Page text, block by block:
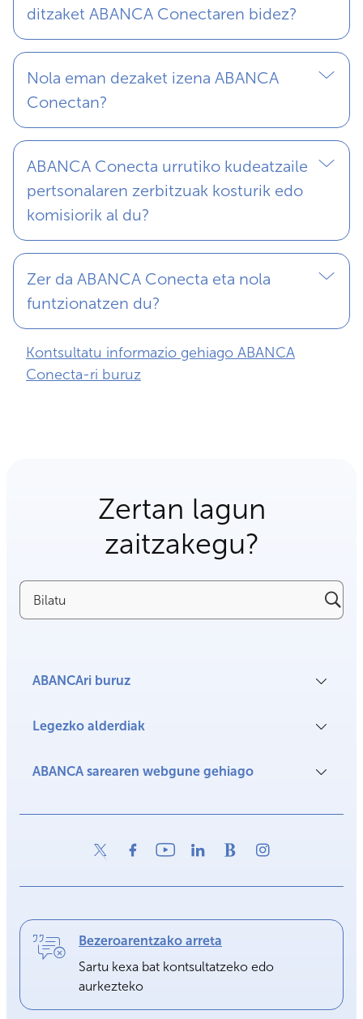
ditzaket ABANCA Conectaren bidez?
Nola eman dezaket izena ABANCA
Conectan?
ABANCA Conecta urrutiko kudeatzaile
pertsonalaren zerbitzuak kosturik edo
komisiorik al du?
Zer da ABANCA Conecta eta nola
funtzionatzen du?
Kontsultatu informazio gehiago ABANCA
Conecta-ri buruz
Zertan lagun
zaitzakegu?
Bilatu
ABANCAri buruz
Legezko alderdiak
ABANCA sarearen webgune gehiago
Bezeroarentzako arreta
Sartu kexa bat kontsultatzeko edo
aurkezteko